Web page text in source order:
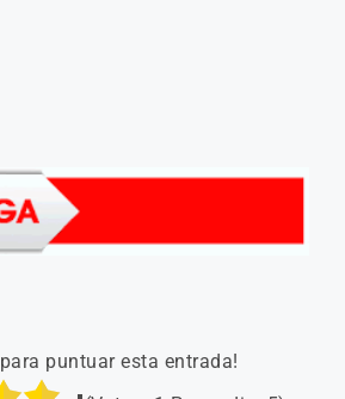
puntuar esta entrada!